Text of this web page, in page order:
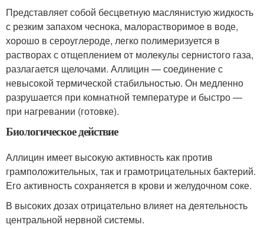
Представляет собой бесцветную маслянистую жидкость
с резким запахом чеснока, малорастворимое в воде,
хорошо в сероуглероде, легко полимеризуется в
растворах с отщеплением от молекулы сернистого газа,
разлагается щелочами. Аллицин — соединение с
невысокой термической стабильностью. Он медленно
разрушается при комнатной температуре и быстро —
при нагревании (готовке).
Биологическое действие
Аллицин имеет высокую активность как против
грамположительных, так и грамотрицательных бактерий.
Его активность сохраняется в крови и желудочном соке.
В высоких дозах отрицательно влияет на деятельность
центральной нервной системы.